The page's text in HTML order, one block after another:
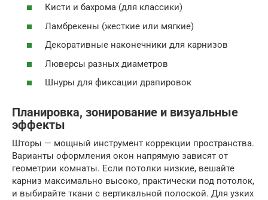
Кисти и бахрома (для классики)
Ламбрекены (жесткие или мягкие)
Декоративные наконечники для карнизов
Люверсы разных диаметров
Шнуры для фиксации драпировок
Планировка, зонирование и визуальные
эффекты
Шторы — мощный инструмент коррекции пространства.
Варианты оформления окон напрямую зависят от
геометрии комнаты. Если потолки низкие, вешайте
карниз максимально высоко, практически под потолок,
и выбирайте ткани с вертикальной полоской. Для узких